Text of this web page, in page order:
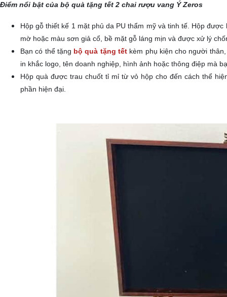
Điểm nổi bật của bộ quà tặng tết 2 chai rượu vang Ý Zeros
Hộp gỗ thiết kế 1 mặt phủ da PU thẩm mỹ và tinh tế. Hộp
mờ hoặc màu sơn giả cổ, bề mặt gỗ láng mịn và được xử lý
Bạn có thể tặng bộ quà tặng tết kèm phụ kiện cho người
in khắc logo, tên doanh nghiệp, hình ảnh hoặc thông điệp mà
Hộp quà được trau chuốt tỉ mỉ từ vỏ hộp cho đến cách thể
phần hiện đại.